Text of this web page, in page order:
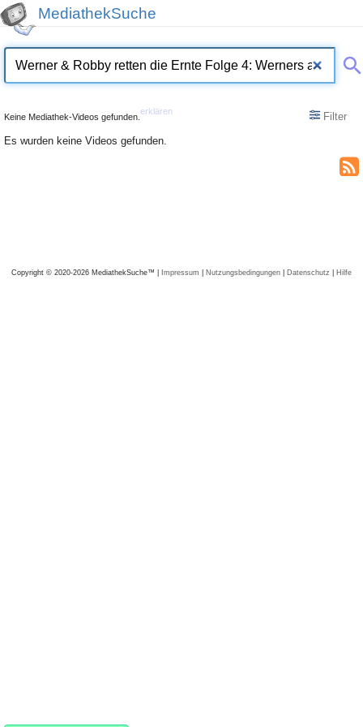
MediathekSuche
Keine Mediathek-Videos gefunden.
erklären
Filter
Es wurden keine Videos gefunden.
Copyright © 2020-2026 MediathekSuche™ | Impressum | Nutzungsbedingungen | Datenschutz | Hilfe